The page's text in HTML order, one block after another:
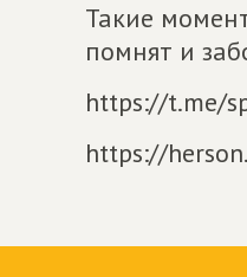
Такие
помнят и
https://t.me/
https://